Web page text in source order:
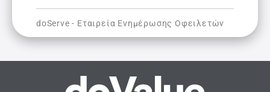
doServe - Εταιρεία Ενημέρωσης Οφειλετών